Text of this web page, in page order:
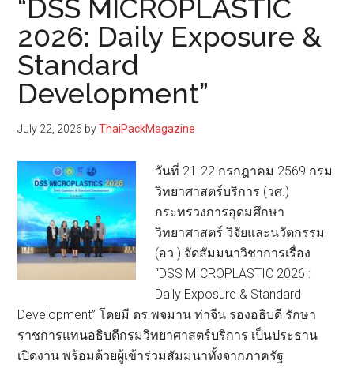
เปิด
ตัว
EcoTank
ประกัน
สูงสุด
5
ปี
“DSS MICROPLASTIC
2026: Daily Exposure &
Standard
Development”
July 22, 2026 byThaiPackMagazine
วันที่ 21-22 กรกฎาคม 2569 กรม
วิทยาศาสตร์บริการ (วศ.)
กระทรวงการอุดมศึกษา
วิทยาศาสตร์ วิจัยและนวัตกรรม
(อว.) จัดสัมมนาวิชาการเรื่อง
“DSS MICROPLASTIC 2026 :
Daily Exposure & Standard
Development” โดยมี ดร.พจมาน ท่าจีน รองอธิบดี รักษา
ราชการแทนอธิบดีกรมวิทยาศาสตร์บริการ เป็นประธาน
เปิดงาน พร้อมด้วยผู้เข้าร่วมสัมมนาทั้งจากภาครัฐ